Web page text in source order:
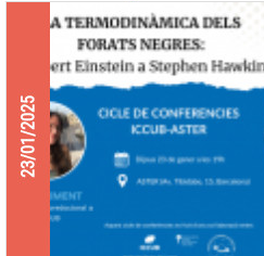
23/01/2025